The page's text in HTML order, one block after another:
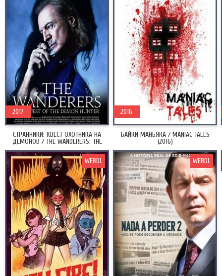
СТРАННИКИ: КВЕСТ ОХОТНИКА НА
ДЕМОНОВ / THE WANDERERS: THE
QUEST OF THE DEMON HUNTER (2017)
2017
БАЙКИ МАНЬЯКА / MANIAC TALES
(2016)
2016
WEBDL WEBDL